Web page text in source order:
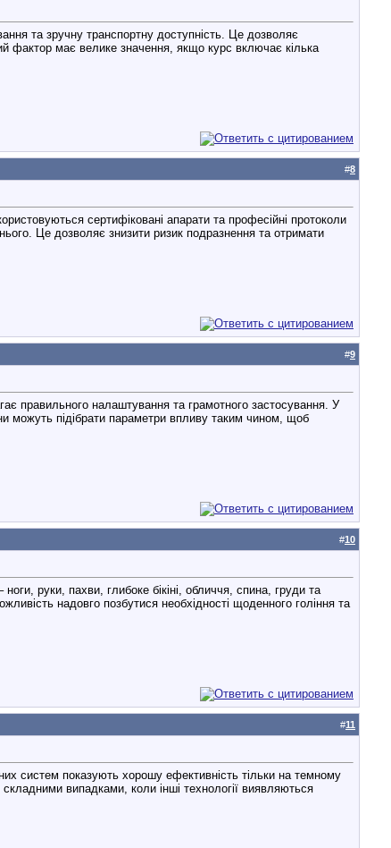
та зручну транспортну доступність. Це дозволяє
фактор має велике значення, якщо курс включає кілька
#8
сертифіковані апарати та професійні протоколи
Це дозволяє знизити ризик подразнення та отримати
#9
правильного налаштування та грамотного застосування. У
можуть підібрати параметри впливу таким чином, щоб
#10
руки, пахви, глибоке бікіні, обличчя, спина, груди та
надовго позбутися необхідності щоденного гоління та
#11
систем показують хорошу ефективність тільки на темному
випадками, коли інші технології виявляються